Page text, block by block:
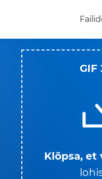
GIF
Klõpsa, et